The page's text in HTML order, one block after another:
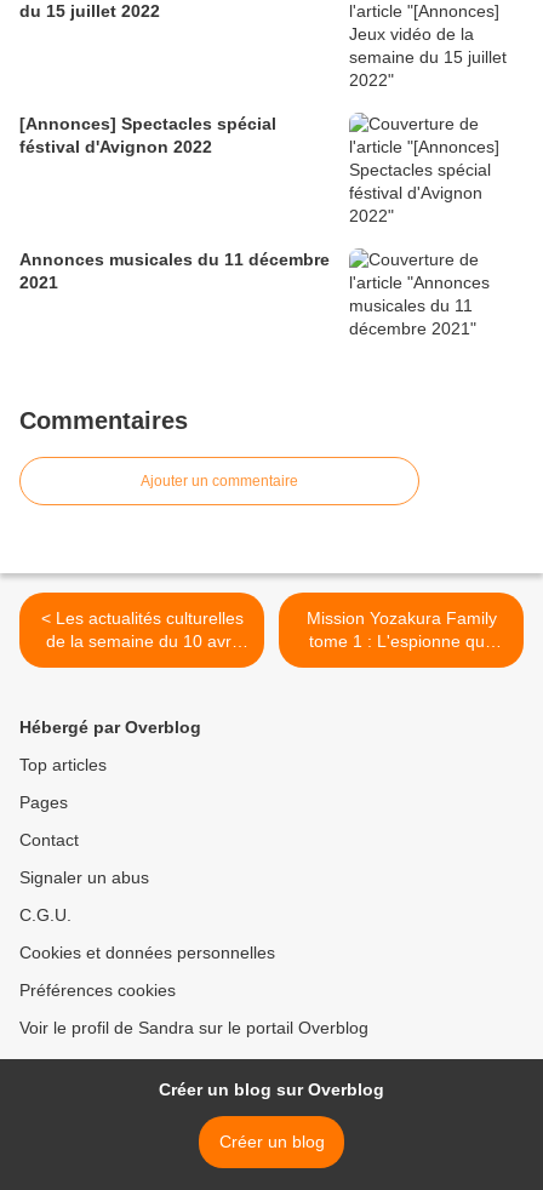
du 15 juillet 2022
[Annonces] Spectacles spécial
féstival d'Avignon 2022
Annonces musicales du 11 décembre
2021
Commentaires
Ajouter un commentaire
< Les actualités culturelles
de la semaine du 10 avril
2021
Mission Yozakura Family
tome 1 : L'espionne que
j'aimais >
Hébergé par Overblog
Top articles
Pages
Contact
Signaler un abus
C.G.U.
Cookies et données personnelles
Préférences cookies
Voir le profil de Sandra sur le portail Overblog
Créer un blog sur Overblog
Créer un blog